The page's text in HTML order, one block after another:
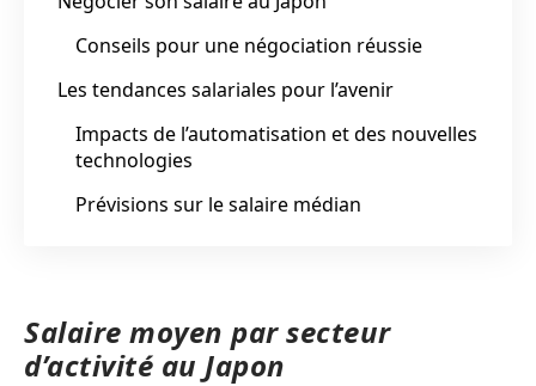
Conseils pour une négociation réussie
Les tendances salariales pour l’avenir
Impacts de l’automatisation et des nouvelles
technologies
Prévisions sur le salaire médian
Salaire moyen par secteur
d’activité au Japon